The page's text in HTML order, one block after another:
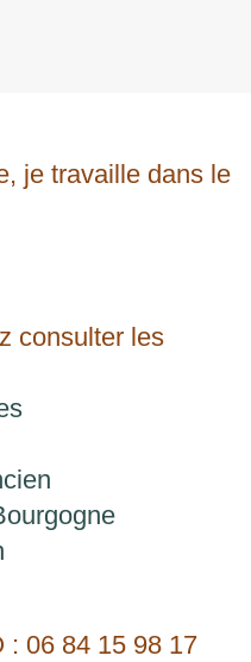
je travaille dans le
consulter les
: 06 84 15 98 17